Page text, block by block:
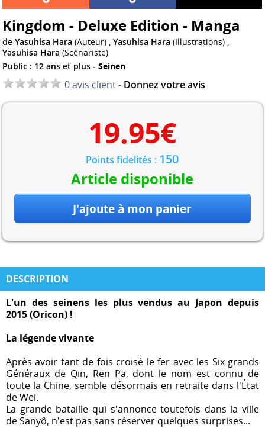
Kingdom - Deluxe Edition - Manga
deYasuhisa Hara (Auteur) ,Yasuhisa Hara (Illustrations) ,
Yasuhisa Hara (Scénariste)
Public : 12 ans et plus -Seinen
0 avis client - Donnez votre avis
19.95€
Points fidelités : 150
Article disponible
DESCRIPTION
L'un des seinens les plus vendus au Japon depuis
2015 (Oricon) !
La légende vivante
Après avoir tant de fois croisé le fer avec les Six grands
Généraux de Qin, Ren Pa, dont le nom est connu de
toute la Chine, semble désormais en retraite dans l'État
de Wei.
La grande bataille qui s'annonce toutefois dans la ville
de Sanyô, n'est pas sans réserver quelques surprises...